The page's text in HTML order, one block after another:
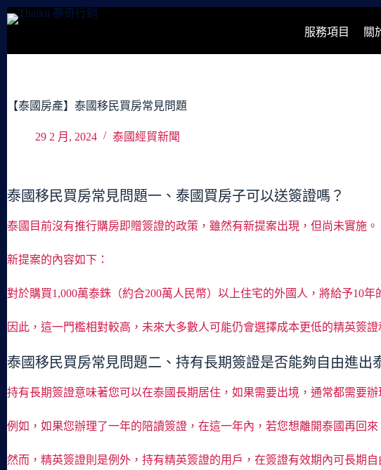
跳
容
服務項目 關
【泰國房產】泰國移民買房常見問題
29 2 月, 2024 泰國經貿新聞
泰國移民買房常見問題一、泰國買房子可以送簽證嗎？
泰國目前沒有推行購房即贈簽證的政策，雖然有新提案出現，但尚未實施。
新提案的內容如下：
對於購買1,000萬泰銖（約合200萬人民幣）以上住宅的外國人，將給予10
因此，這一門檻相對較高，未來大多數人可能仍會選擇成本更低的精英簽證
泰國移民買房常見問題二、持有長期簽證是否能夠自由進出
持有長期簽證意味著您可以在泰國長期居住，如果需要出境，通常都需要辦
例如，如果您辦理了一年的陪讀簽證，在這一年內，若您想離開泰國再回
然而，精英簽證則是例外，持有精英簽證的用戶，在簽證有效期內可長期